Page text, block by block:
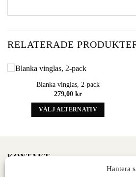
Hantera
RELATERADE
Blanka vinglas, 2-pack
279,00 kr
VÄLJ ALTERNATIV
KONTAKT